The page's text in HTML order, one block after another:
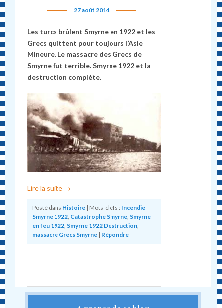
27 août 2014
Les turcs brûlent Smyrne en 1922 et les
Grecs quittent pour toujours l’Asie
Mineure. Le massacre des Grecs de
Smyrne fut terrible.Smyrne 1922 et la
destruction complète.
Lire la suite →
Posté dans Histoire | Mots-clefs : Incendie
Smyrne 1922 Catastrophe Smyrne Smyrne
en feu 1922 Smyrne 1922 Destruction
massacre Grecs Smyrne | Répondre